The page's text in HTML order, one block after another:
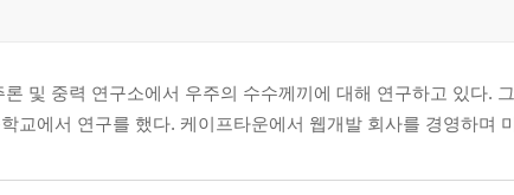
론 및 중력 연구소에서 우주의 수수께끼에 대해 연구하고 있다.
교에서 연구를 했다. 케이프타운에서 웹개발 회사를 경영하며